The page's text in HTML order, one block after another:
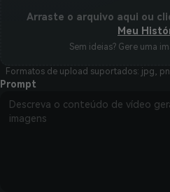
Arraste o arquivo aqui ou
Meu
Sem ideias? Gere uma
Formatos de upload suportados: jpg,
Prompt